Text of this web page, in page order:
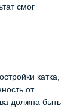
смог
катка,
от
должна быть